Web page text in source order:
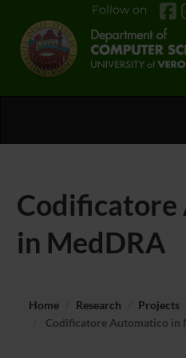
Follow on
in MedDRA
Home Research
Projects
Codificatore Automatico in